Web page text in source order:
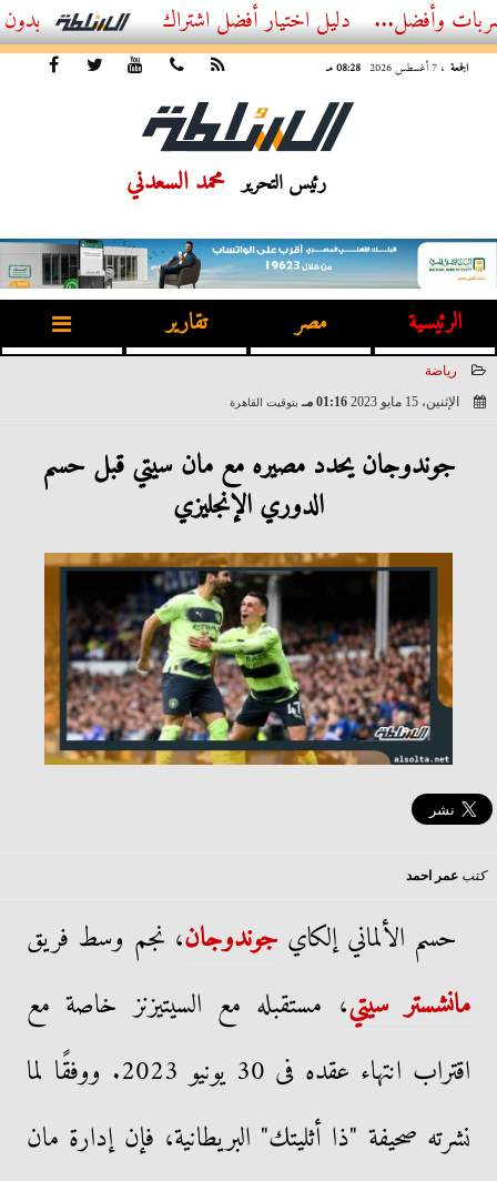
أفضل اشتراك IPTV بدون تقطيع 2026 – دليل المشاهد العصري
الجمعة ، 7 أغسطس 2026 08:28 مـ
رئيس التحرير محمد السعدني
الرئيسية مصر تقارير
رياضة
الإثنين، 15 مايو 2023
01:16 مـ بتوقيت القاهرة
جوندوجان يحدد مصيره مع مان سيتي قبل حسم
الدوري الإنجليزي
كتب عمر احمد
حسم الألماني إلكاي جوندوجان، نجم وسط فريق
مانشستر سيتي، مستقبله مع السيتيزنز خاصة مع
اقتراب انتهاء عقده فى 30 يونيو 2023. ووفقًا لما
نشرته صحيفة "ذا أثليتك" البريطانية، فإن إدارة مان